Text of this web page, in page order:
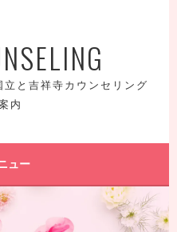
と吉祥寺カウンセリング
内
ュー